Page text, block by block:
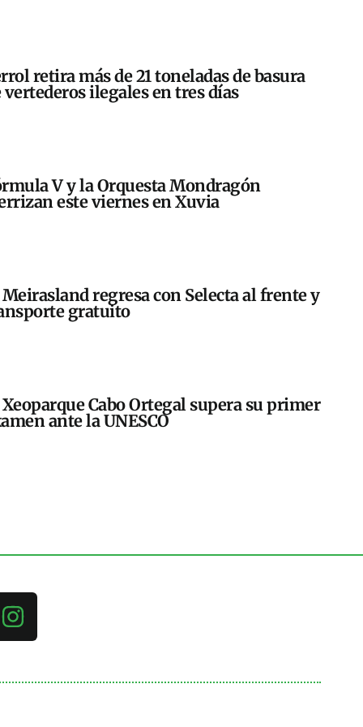
retira más de 21 toneladas de basura
vertederos ilegales en tres días
V y la Orquesta Mondragón
este viernes en Xuvia
regresa con Selecta al frente y
gratuito
Cabo Ortegal supera su primer
ante la UNESCO